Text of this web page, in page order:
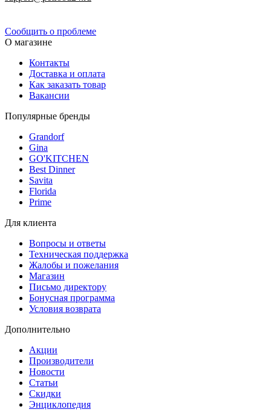
Сообщить о проблеме
О магазине
Контакты
Доставка и оплата
Как заказать товар
Вакансии
Популярные бренды
Grandorf
Gina
GO'KITCHEN
Best Dinner
Savita
Florida
Prime
Для клиента
Вопросы и ответы
Техническая поддержка
Жалобы и пожелания
Магазин
Письмо директору
Бонусная программа
Условия возврата
Дополнительно
Акции
Производители
Новости
Статьи
Скидки
Энциклопедия